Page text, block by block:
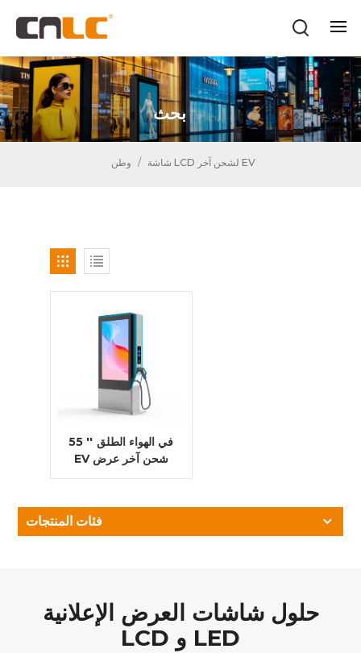
بحث
وطن / شاشة LCD لشحن آخر EV
55 '' في الهواء الطلق
EV شحن آخر عرض
الإعلان
فئات المنتجات
حلول شاشات العرض الإعلانية
LCD و LED